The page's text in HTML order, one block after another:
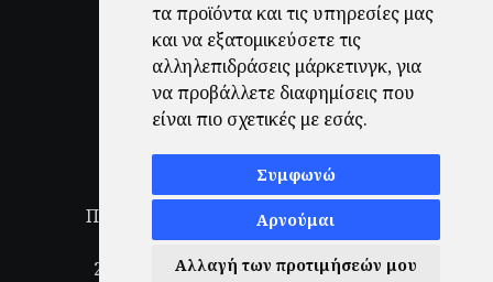
τα προϊόντα και τις υπηρεσίες μας
και να εξατομικεύσετε τις
αλληλεπιδράσεις μάρκετινγκ,για
να προβάλλετε διαφημίσεις που
είναι πιο σχετικές με εσάς.
Συμφωνώ
Αρνούμαι
Αλλαγή των προτιμήσεών μου
Πολιτική Απορρήτου |Όροι Χρήσης
Ενημέρωση προτιμήσεων cookies
2026
© Finale.gr All Rights Reserved